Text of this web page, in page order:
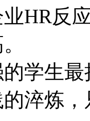
HR反
高。
学生
的淬